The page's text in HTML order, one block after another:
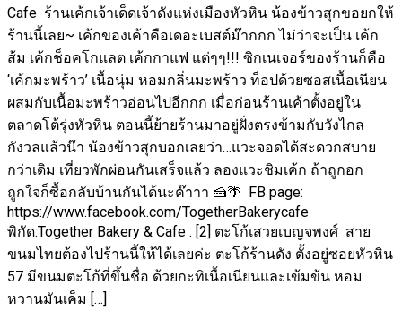
Cafe ร้านเค้กเจ้าเด็ดเจ้าดังแห่งเมืองหัวหิน น้องข้าวสุกขอยกให้
ร้านนี้เลย~ เค้กของเค้าคือเดอะเบสต์ม๊ากกก ไม่ว่าจะเป็น เค้ก
ส้ม เค้กช็อคโกแลต เค้กกาแฟ แต่ๆๆ!!! ซิกเนเจอร์ของร้านก็คือ
‘เค้กมะพร้าว’ เนื้อนุ่ม หอมกลิ่นมะพร้าว ท็อปด้วยซอสเนื้อเนียน
ผสมกับเนื้อมะพร้าวอ่อนไปอีกกก เมื่อก่อนร้านเค้าตั้งอยู่ใน
ตลาดโต้รุ่งหัวหิน ตอนนี้ย้ายร้านมาอยู่ฝั่งตรงข้ามกับวังไกล
กังวลแล้วน๊า น้องข้าวสุกบอกเลยว่า…แวะจอดได้สะดวกสบาย
กว่าเดิม เที่ยวพักผ่อนกันเสร็จแล้ว ลองแวะชิมเค้ก ถ้าถูกอก
ถูกใจก็ซื้อกลับบ้านกันได้นะค๊าาา 🍰🌴 FB page:
https://www.facebook.com/TogetherBakerycafe
พิกัด:Together Bakery & Cafe . [2] ตะโก้เสวยเบญจพงศ์ สาย
ขนมไทยต้องไปร้านนี้ให้ได้เลยค่ะ ตะโก้ร้านดัง ตั้งอยู่ซอยหัวหิน
57 มีขนมตะโก้ที่ขึ้นชื่อ ด้วยกะทิเนื้อเนียนและเข้มข้น หอม
หวานมันเค็ม […]